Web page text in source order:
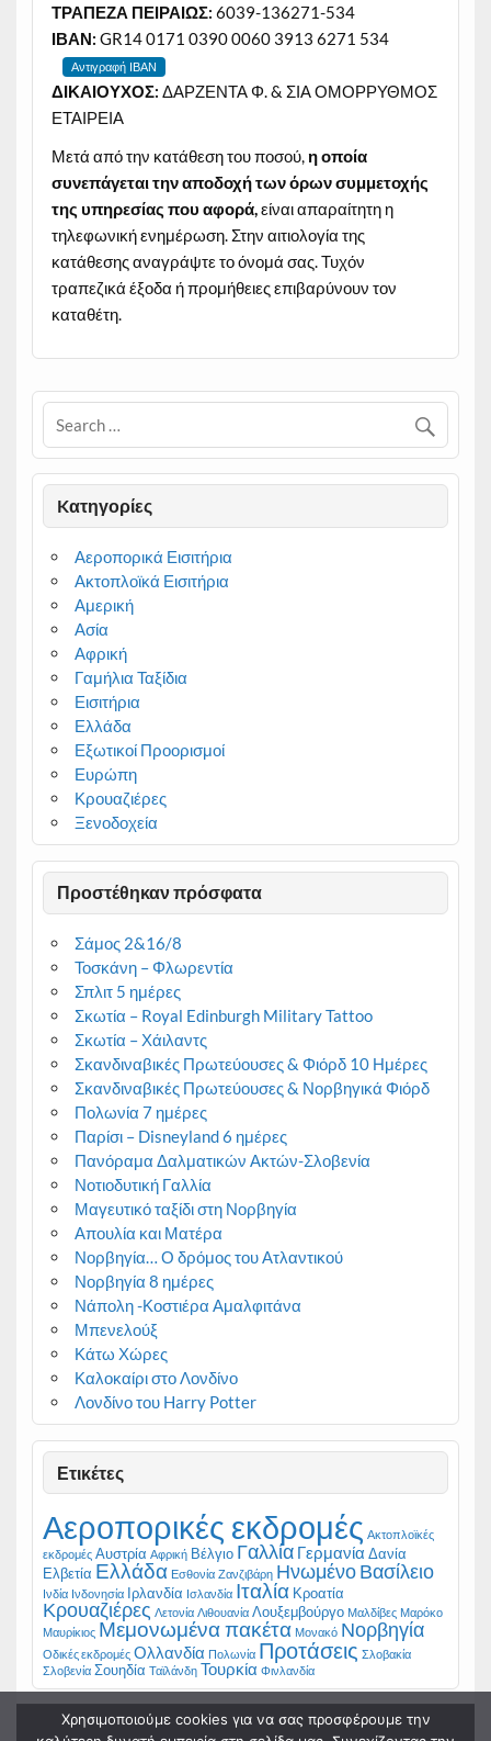
ΤΡΑΠΕΖΑ ΠΕΙΡΑΙΩΣ: 6039-136271-534
ΙΒΑΝ: GR14 0171 0390 0060 3913 6271 534
Αντιγραφή IBAN
ΔΙΚΑΙΟΥΧΟΣ: ΔΑΡΖΕΝΤΑ Φ. & ΣΙΑ ΟΜΟΡΡΥΘΜΟΣ
ΕΤΑΙΡΕΙΑ
Μετά από την κατάθεση του ποσού,η οποία
συνεπάγεται την αποδοχή των όρων συμμετοχής
της υπηρεσίας που αφορά,είναι απαραίτητη η
τηλεφωνική ενημέρωση. Στην αιτιολογία της
κατάθεσης αναγράψτε το όνομά σας. Τυχόν
τραπεζικά έξοδα ή προμήθειες επιβαρύνουν τον
καταθέτη.
Kατηγορίες
Αεροπορικά Εισιτήρια
Ακτοπλοϊκά Εισιτήρια
Αμερική
Ασία
Αφρική
Γαμήλια Ταξίδια
Εισιτήρια
Ελλάδα
Εξωτικοί Προορισμοί
Ευρώπη
Κρουαζιέρες
Ξενοδοχεία
Προστέθηκαν πρόσφατα
Σάμος 2&16/8
Τοσκάνη – Φλωρεντία
Σπλιτ 5 ημέρες
Σκωτία – Royal Edinburgh Military Tattoo
Σκωτία – Χάιλαντς
Σκανδιναβικές Πρωτεύουσες & Φιόρδ 10 Ημέρες
Σκανδιναβικές Πρωτεύουσες & Νορβηγικά Φιόρδ
Πολωνία 7 ημέρες
Παρίσι – Disneyland 6 ημέρες
Πανόραμα Δαλματικών Ακτών-Σλοβενία
Νοτιοδυτική Γαλλία
Μαγευτικό ταξίδι στη Νορβηγία
Απουλία και Ματέρα
Νορβηγία… Ο δρόμος του Ατλαντικού
Νορβηγία 8 ημέρες
Νάπολη -Κοστιέρα Αμαλφιτάνα
Μπενελούξ
Κάτω Χώρες
Καλοκαίρι στο Λονδίνο
Λονδίνο του Harry Potter
Ετικέτες
Αεροπορικές εκδρομές Ακτοπλοϊκές
εκδρομές Αυστρία Αφρική Βέλγιο Γαλλία Γερμανία Δανία
Ελβετία Ελλάδα Εσθονία Ζανζιβάρη Ηνωμένο Βασίλειο
Ινδία Ινδονησία Ιρλανδία Ισλανδία Ιταλία Κροατία
Κρουαζιέρες Λετονία Λιθουανία Λουξεμβούργο Μαλδίβες Μαρόκο
Μαυρίκιος Μεμονωμένα πακέτα Μονακό Νορβηγία
Οδικές εκδρομές Ολλανδία Πολωνία Προτάσεις Σλοβακία
Σλοβενία Σουηδία Ταϊλάνδη Τουρκία Φινλανδία
Χρησιμοποιούμε cookies για να σας προσφέρουμε την